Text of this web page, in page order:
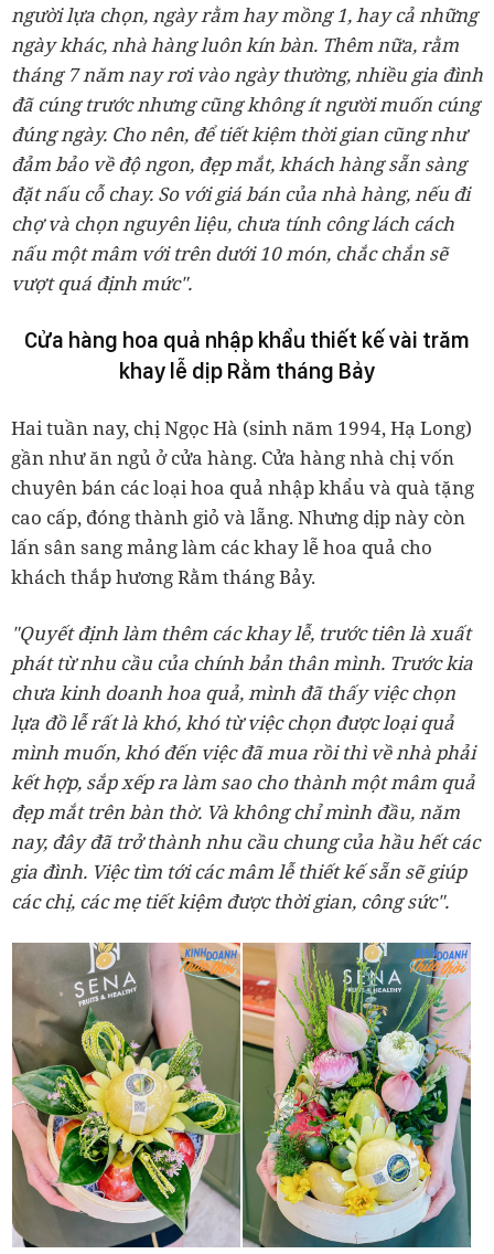
người lựa chọn, ngày rằm hay mồng 1, hay cả những
ngày khác, nhà hàng luôn kín bàn. Thêm nữa, rằm
tháng 7 năm nay rơi vào ngày thường, nhiều gia đình
đã cúng trước nhưng cũng không ít người muốn cúng
đúng ngày. Cho nên, để tiết kiệm thời gian cũng như
đảm bảo về độ ngon, đẹp mắt, khách hàng sẵn sàng
đặt nấu cỗ chay. So với giá bán của nhà hàng, nếu đi
chợ và chọn nguyên liệu, chưa tính công lách cách
nấu một mâm với trên dưới 10 món, chắc chắn sẽ
vượt quá định mức".
Cửa hàng hoa quả nhập khẩu thiết kế vài trăm
khay lễ dịp Rằm tháng Bảy
Hai tuần nay, chị Ngọc Hà (sinh năm 1994, Hạ Long)
gần như ăn ngủ ở cửa hàng. Cửa hàng nhà chị vốn
chuyên bán các loại hoa quả nhập khẩu và quà tặng
cao cấp, đóng thành giỏ và lẵng. Nhưng dịp này còn
lấn sân sang mảng làm các khay lễ hoa quả cho
khách thắp hương Rằm tháng Bảy.
"Quyết định làm thêm các khay lễ, trước tiên là xuất
phát từ nhu cầu của chính bản thân mình. Trước kia
chưa kinh doanh hoa quả, mình đã thấy việc chọn
lựa đồ lễ rất là khó, khó từ việc chọn được loại quả
mình muốn, khó đến việc đã mua rồi thì về nhà phải
kết hợp, sắp xếp ra làm sao cho thành một mâm quả
đẹp mắt trên bàn thờ. Và không chỉ mình đầu, năm
nay, đây đã trở thành nhu cầu chung của hầu hết các
gia đình. Việc tìm tới các mâm lễ thiết kế sẵn sẽ giúp
các chị, các mẹ tiết kiệm được thời gian, công sức".